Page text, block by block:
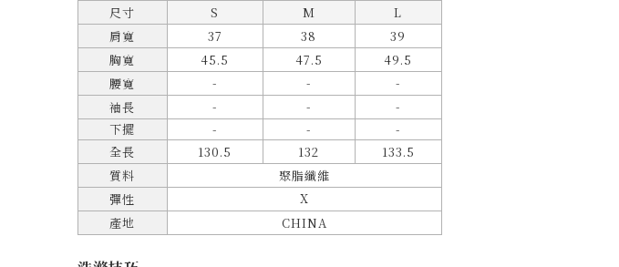
尺寸 S M
L
肩寬
37 38
39
胸寬
45.5 47.5
49.5
腰寬
- -
-
袖長
- -
-
下擺
- -
-
全長
130.5 132
133.5
質料
聚脂纖維
彈性
X
產地
CHINA